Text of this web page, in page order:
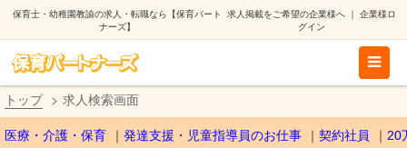
保育士・幼稚園教諭の求人・転職なら【保育パート
ナーズ】
求人掲載をご希望の企業様へ｜ 企業様ロ
グイン
トップ 求人検索画面
医療・介護・保育 発達支援・児童指導員のお仕事 契約社員 20